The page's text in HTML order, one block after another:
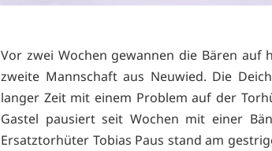
Vor zwei Wochen gewannen die Bären auf
zweite Mannschaft aus Neuwied. Die
langer Zeit mit einem Problem auf der
Gastel pausiert seit Wochen mit einer
Ersatztorhüter Tobias Paus stand am